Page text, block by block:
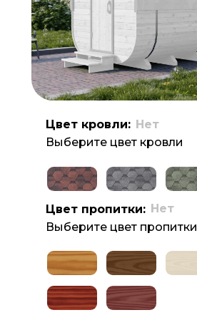
Нет
Нет
Цвет пропитки:
Выберите цвет пропитки
Выберите цвет кровли
Цвет кровли: